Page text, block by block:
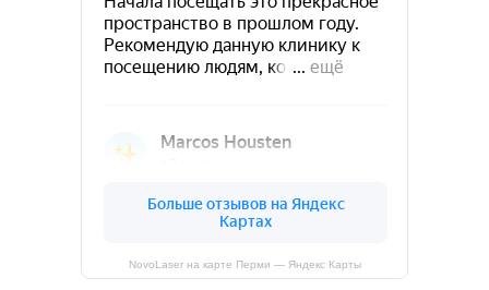
NovoLaser на карте Перми — Яндекс Карты